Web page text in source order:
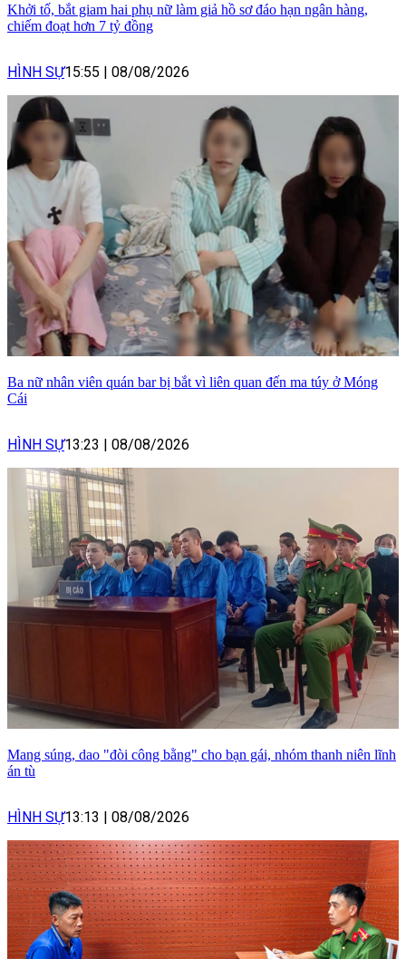
Khởi tố, bắt giam hai phụ nữ làm giả hồ sơ đáo hạn ngân hàng,
chiếm đoạt hơn 7 tỷ đồng
HÌNH SỰ15:55 | 08/08/2026
Ba nữ nhân viên quán bar bị bắt vì liên quan đến ma túy ở Móng
Cái
HÌNH SỰ13:23 | 08/08/2026
Mang súng, dao "đòi công bằng" cho bạn gái, nhóm thanh niên lĩnh
án tù
HÌNH SỰ13:13 | 08/08/2026